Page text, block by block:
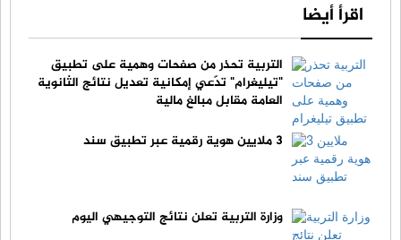
اقرأ أيضا
التربية تحذر من صفحات وهمية على تطبيق
"تيليغرام" تدّعي إمكانية تعديل نتائج الثانوية
العامة مقابل مبالغ مالية
3 ملايين هوية رقمية عبر تطبيق سند
وزارة التربية تعلن نتائج التوجيهي اليوم